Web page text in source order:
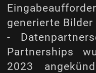
generierte
-
Partnerships
2023